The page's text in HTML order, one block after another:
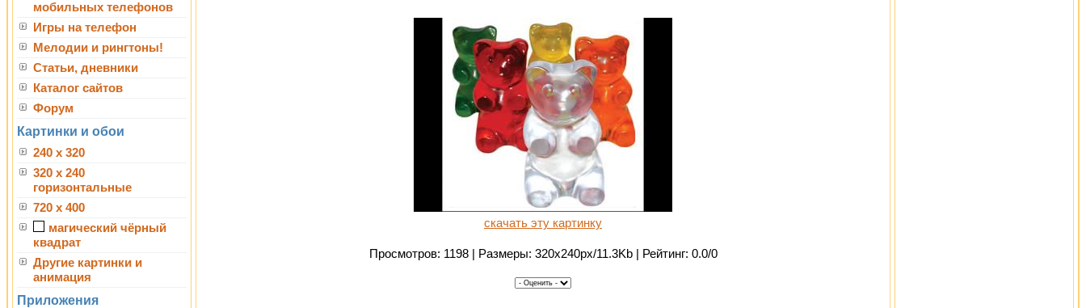
мобильных телефонов
Игры на телефон
Мелодии и рингтоны!
Статьи, дневники
Каталог сайтов
Форум
Картинки и обои
240 x 320
320 x 240
горизонтальные
720 x 400
магический чёрный
квадрат
Другие картинки и
анимация
Приложения
скачать эту картинку
Просмотров: 1198 | Размеры: 320x240px/11.3Kb | Рейтинг: 0.0/0